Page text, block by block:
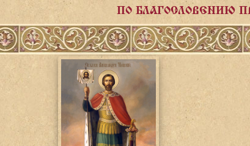
ПО БЛАГОСЛОВЕНИЮ